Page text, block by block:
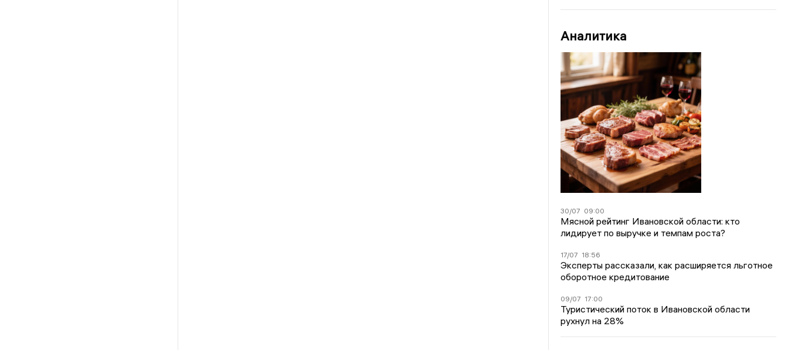
Аналитика
30/07 09:00
Мясной рейтинг Ивановской области: кто
лидирует по выручке и темпам роста?
17/07 18:56
Эксперты рассказали, как расширяется льготное
оборотное кредитование
09/07 17:00
Туристический поток в Ивановской области
рухнул на 28%